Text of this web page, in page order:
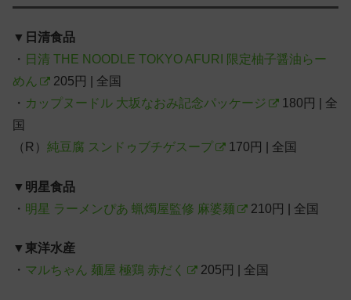
▼ 日清食品
・ 日清 THE NOODLE TOKYO AFURI 限定柚子醤油らー
めん
205円 | 全国
・ カップヌードル 大坂なおみ記念パッケージ
180円 | 全
国
（R） 純豆腐 スンドゥブチゲスープ 170円 | 全国
▼ 明星食品
・ 明星 ラーメンぴあ 蝋燭屋監修 麻婆麺 210円 | 全国
▼ 東洋水産
・ マルちゃん 麺屋 極鶏 赤だく 205円 | 全国